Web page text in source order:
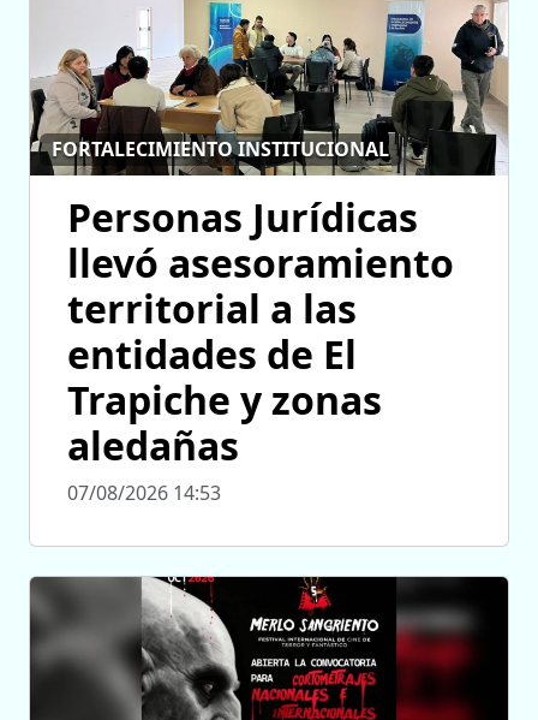
FORTALECIMIENTO INSTITUCIONAL
Personas Jurídicas
llevó asesoramiento
territorial a las
entidades de El
Trapiche y zonas
aledañas
07/08/2026 14:53